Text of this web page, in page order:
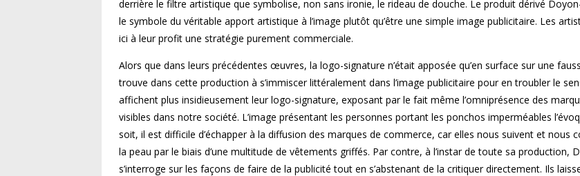
derrière le filtre artistique que symbolise, non sans ironie, le rideau de douche. Le produit dérivé
le symbole du véritable apport artistique à l’image plutôt qu’être une simple image publicitaire. Les
ici à leur profit une stratégie purement commerciale.
Alors que dans leurs précédentes œuvres, la logo-signature n’était apposée qu’en surface sur une
trouve dans cette production à s’immiscer littéralement dans l’image publicitaire pour en troubler le
affichent plus insidieusement leur logo-signature, exposant par le fait même l’omniprésence des
visibles dans notre société. L’image présentant les personnes portant les ponchos imperméables
soit, il est difficile d’échapper à la diffusion des marques de commerce, car elles nous suivent et nous
la peau par le biais d’une multitude de vêtements griffés. Par contre, à l’instar de toute sa production,
s’interroge sur les façons de faire de la publicité tout en s’abstenant de la critiquer directement. Ils